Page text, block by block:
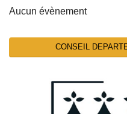
Aucun évènement
CONSEIL